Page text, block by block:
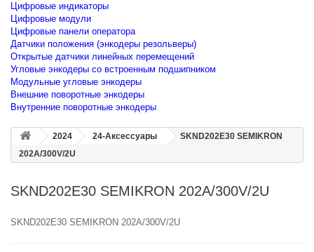
Цифровые индикаторы
Цифровые модули
Цифровые панели оператора
Датчики положения (энкодеры резольверы)
Открытые датчики линейных перемещений
Угловые энкодеры со встроенным подшипником
Модульные угловые энкодеры
Внешние поворотные энкодеры
Внутренние поворотные энкодеры
2024 24-Аксессуары
SKND202E30 SEMIKRON
202A/300V/2U
SKND202E30 SEMIKRON 202A/300V/2U
SKND202E30 SEMIKRON 202A/300V/2U